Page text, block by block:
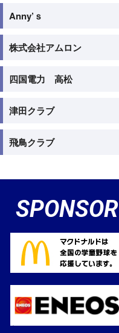
Anny’ｓ
株式会社アムロン
四国電力 高松
津田クラブ
飛鳥クラブ
SPONSOR